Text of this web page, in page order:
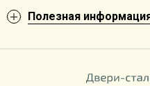
Полезная